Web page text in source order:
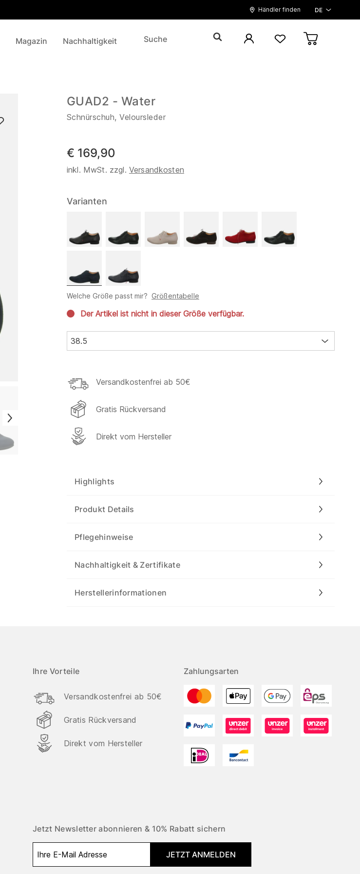
Händler finden DE
Magazin Nachhaltigkeit
GUAD2 - Water
Schnürschuh, Veloursleder
€ 169,90
inkl. MwSt. zzgl. Versandkosten
Varianten
Welche Größe passt mir? Größentabelle
Der Artikel ist nicht in dieser Größe verfügbar.
38.5
Versandkostenfrei ab 50€
Gratis Rückversand
Direkt vom Hersteller
Highlights
Produkt Details
Pflegehinweise
Nachhaltigkeit & Zertifikate
Herstellerinformationen
Ihre Vorteile
Versandkostenfrei ab 50€
Gratis Rückversand
Direkt vom Hersteller
Zahlungsarten
Jetzt Newsletter abonnieren & 10% Rabatt sichern
JETZT ANMELDEN